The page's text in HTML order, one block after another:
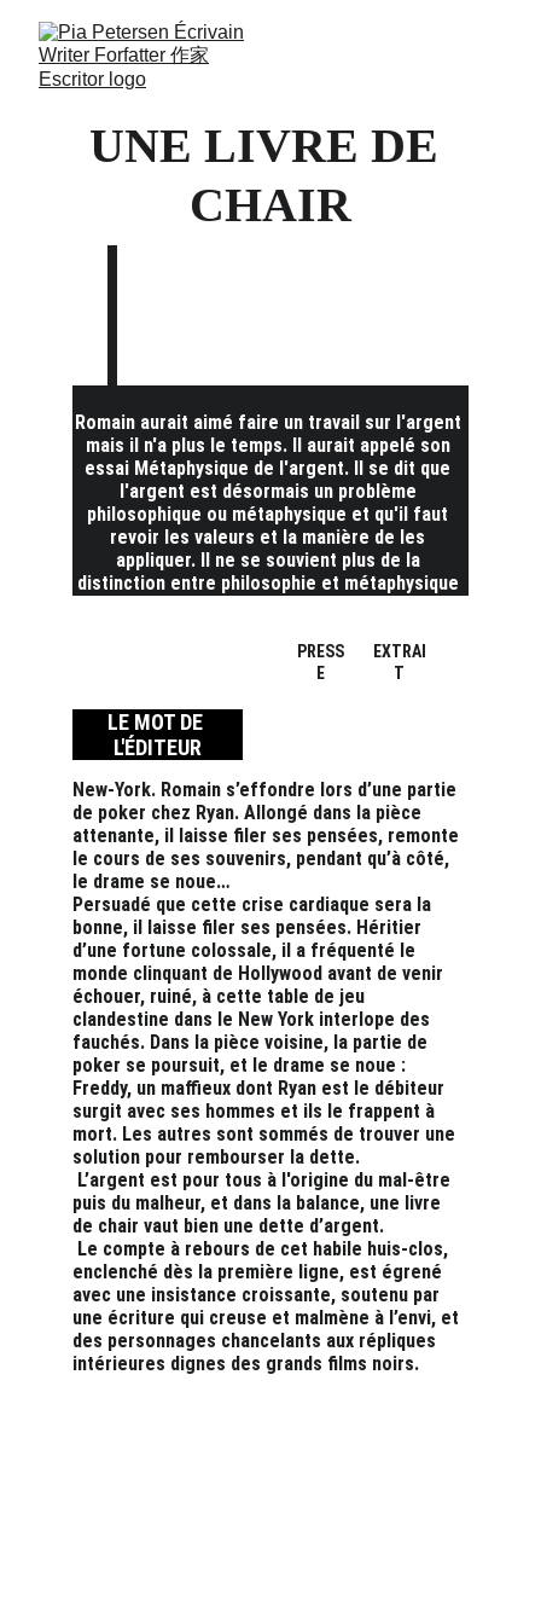
UNE LIVRE DE
CHAIR
Romain aurait aimé faire un travail sur l'argent
mais il n'a plus le temps. Il aurait appelé son
essai Métaphysique de l'argent. Il se dit que
l'argent est désormais un problème
philosophique ou métaphysique et qu'il faut
revoir les valeurs et la manière de les
appliquer. Il ne se souvient plus de la
distinction entre philosophie et métaphysique
PRESS
E
EXTRAI
T
LE MOT DE
L'ÉDITEUR
New-York. Romain s’effondre lors d’une partie
de poker chez Ryan. Allongé dans la pièce
attenante, il laisse filer ses pensées, remonte
le cours de ses souvenirs, pendant qu’à côté,
le drame se noue…
Persuadé que cette crise cardiaque sera la
bonne, il laisse filer ses pensées. Héritier
d’une fortune colossale, il a fréquenté le
monde clinquant de Hollywood avant de venir
échouer, ruiné, à cette table de jeu
clandestine dans le New York interlope des
fauchés. Dans la pièce voisine, la partie de
poker se poursuit, et le drame se noue :
Freddy, un maffieux dont Ryan est le débiteur
surgit avec ses hommes et ils le frappent à
mort. Les autres sont sommés de trouver une
solution pour rembourser la dette.
puis du malheur, et dans la balance, une livre
de chair vaut bien une dette d’argent.
enclenché dès la première ligne, est égrené
avec une insistance croissante, soutenu par
une écriture qui creuse et malmène à l’envi, et
des personnages chancelants aux répliques
intérieures dignes des grands films noirs.